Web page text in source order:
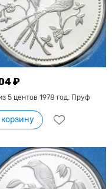
₽
5 центов 1978 год. Пруф
корзину